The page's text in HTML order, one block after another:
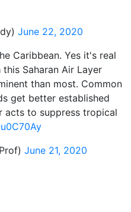
June 22, 2020
Caribbean. Yes it's real
Saharan Air Layer
than most. Common
get better established
acts to suppress tropical
June 21, 2020